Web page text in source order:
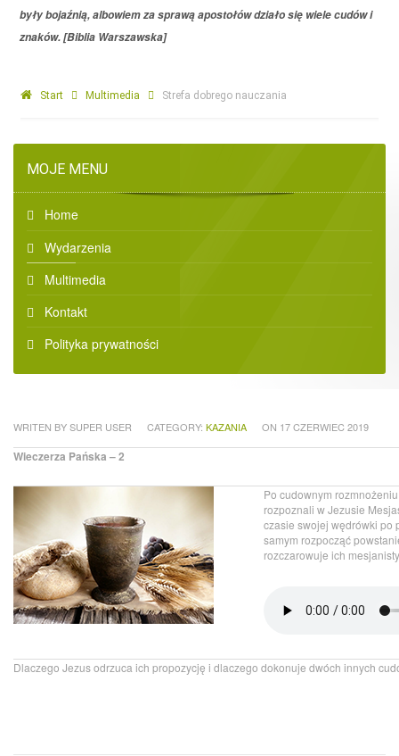
były bojaźnią, albowiem za sprawą apostołów działo się wiele cudów i
znaków. [Biblia Warszawska]
Start Multimedia Strefa dobrego nauczania
MOJE MENU
Home
Wydarzenia
Multimedia
Kontakt
Polityka prywatności
WRITEN BY SUPER USER CATEGORY: KAZANIA ON 17 CZERWIEC 2019
Wieczerza Pańska – 2
Po cudownym
rozpoznali w Jezusie
czasie swojej wędrówki po
samym rozpocząć
rozczarowuje ich
Dlaczego Jezus odrzuca ich propozycję i dlaczego dokonuje dwóch innych